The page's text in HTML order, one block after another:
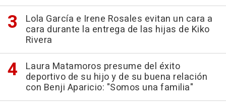
Lola García e Irene Rosales evitan un cara a
cara durante la entrega de las hijas de Kiko
Rivera
Laura Matamoros presume del éxito
deportivo de su hijo y de su buena relación
con Benji Aparicio: "Somos una familia"